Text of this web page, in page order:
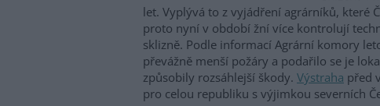
let. Vyplývá to z vyjádření agrárníků, které
proto nyní v období žní více kontrolují
sklizně. Podle informací Agrární komory
převážně menší požáry a podařilo se je
způsobily rozsáhlejší škody. Výstraha před
pro celou republiku s výjimkou severních